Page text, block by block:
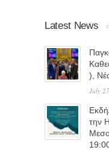
Latest News
),
July
την